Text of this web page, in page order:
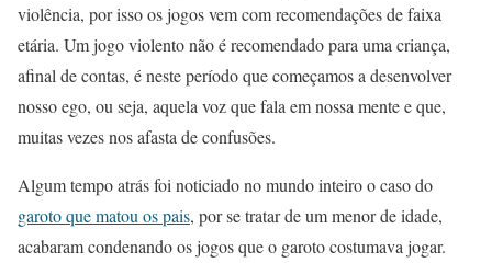
violência, por isso os jogos vem com recomendações de faixa
etária. Um jogo violento não é recomendado para uma criança,
afinal de contas, é neste período que começamos a desenvolver
nosso ego, ou seja, aquela voz que fala em nossa mente e que,
muitas vezes nos afasta de confusões.
Algum tempo atrás foi noticiado no mundo inteiro o caso do
garoto que matou os pais, por se tratar de um menor de idade,
acabaram condenando os jogos que o garoto costumava jogar.